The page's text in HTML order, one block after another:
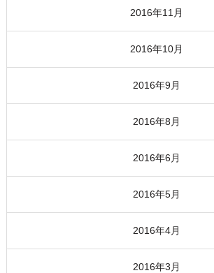
2016年11月
2016年10月
2016年9月
2016年8月
2016年6月
2016年5月
2016年4月
2016年3月